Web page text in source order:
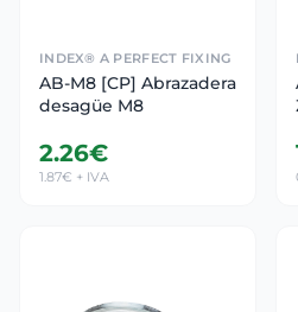
INDEX® A PERFECT FIXING
AB-M8 [CP] Abrazadera
desagüe M8
2.26€
1.87€ + IVA